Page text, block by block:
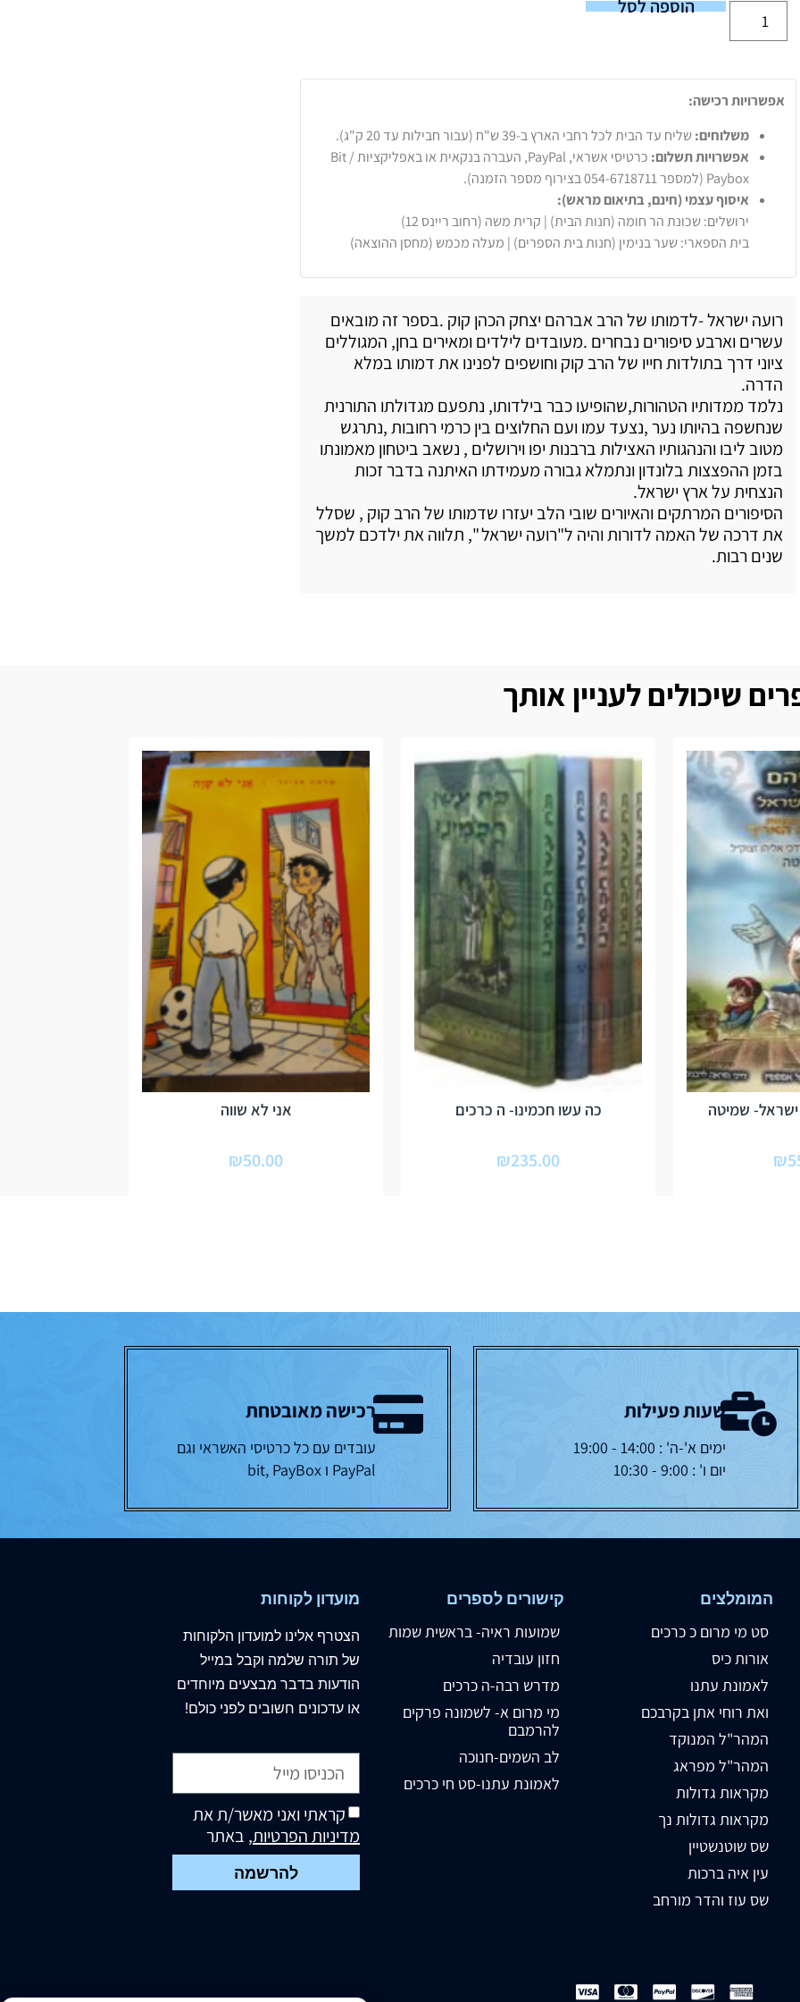
הוספה לסל
אפשרויות רכישה:
משלוחים:שליח עד הבית לכל רחבי הארץ ב-39 ש"ח (עבור חבילות עד 20 ק"ג).
אפשרויות תשלום:
כרטיסי אשראי, PayPal, העברה בנקאית או באפליקציות Bit /
Paybox (למספר 054-6718711 בצירוף מספר הזמנה).
איסוף עצמי (חינם, בתיאום מראש):
ירושלים: שכונת הר חומה (חנות הבית) | קרית משה (רחוב ריינס 12)
בית הספארי: שער בנימין (חנות בית הספרים) | מעלה מכמש (מחסן ההוצאה)
רועה ישראל -לדמותו של הרב אברהם יצחק הכהן קוק .בספר זה מובאים
עשרים וארבע סיפורים נבחרים .מעובדים לילדים ומאירים בחן, המגוללים
ציוני דרך בתולדות חייו של הרב קוק וחושפים לפנינו את דמותו במלא
הדרה.
נלמד ממדותיו הטהורות,שהופיעו כבר בילדותו, נתפעם מגדולתו התורנית
שנחשפה בהיותו נער ,נצעד עמו ועם החלוצים בין כרמי רחובות ,נתרגש
מטוב ליבו והנהגותיו האצילות ברבנות יפו וירושלים , נשאב ביטחון מאמונתו
בזמן ההפצצות בלונדון ונתמלא גבורה מעמידתו האיתנה בדבר זכות
הנצחית על ארץ ישראל.
הסיפורים המרתקים והאיורים שובי הלב יעזרו שדמותו של הרב קוק , שסלל
את דרכה של האמה לדורות והיה ל"רועה ישראל ", תלווה את ילדכם למשך
שנים רבות.
שיכולים לעניין אותך
שמיטה
₪
כה עשו חכמינו- ה כרכים
₪235.00
אני לא שווה
₪50.00
שעות פעילות
ימים א'-ה' : 14:00 - 19:00
יום ו' : 9:00 - 10:30
רכישה מאובטחת
עובדים עם כל כרטיסי האשראי וגם
PayPal ו bit, PayBox
המומלצים
סט מי מרום כ כרכים
אורות כיס
לאמונת עתנו
ואת רוחי אתן בקרבכם
המהר"ל המנוקד
המהר"ל מפראג
מקראות גדולות
מקראות גדולות נך
שס שוטנשטיין
עין איה ברכות
שס עוז והדר מורחב
קישורים לספרים
שמועות ראיה- בראשית שמות
חזון עובדיה
מדרש רבה-ה כרכים
מי מרום א- לשמונה פרקים
להרמבם
לב השמים-חנוכה
לאמונת עתנו-סט חי כרכים
מועדון לקוחות
הצטרף אלינו למועדון הלקוחות
של תורה שלמה וקבל במייל
הודעות בדבר מבצעים מיוחדים
או עדכונים חשובים לפני כולם!
קראתי ואני מאשר/ת את
מדיניות הפרטיות, באתר
להרשמה